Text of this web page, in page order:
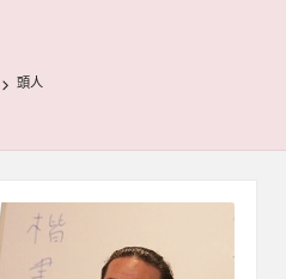
頭人